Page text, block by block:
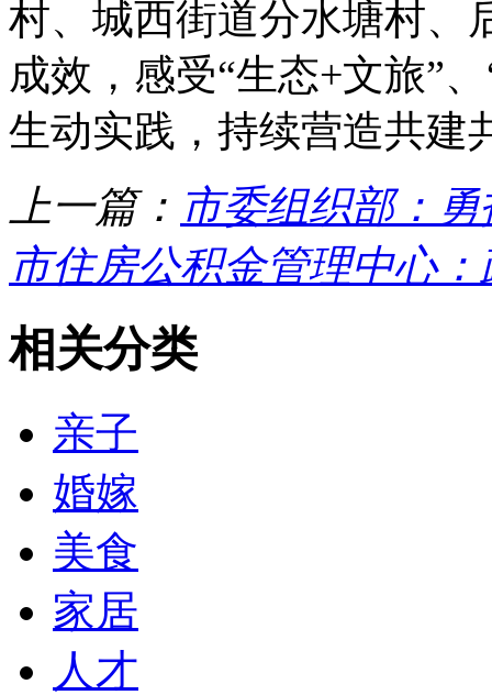
村、城西街道分水塘村、
成效，感受“生态+文旅”
生动实践，持续营造共建
上一篇： 市委组织部：
市住房公积金管理中心
相关分类
亲子
婚嫁
美食
家居
人才